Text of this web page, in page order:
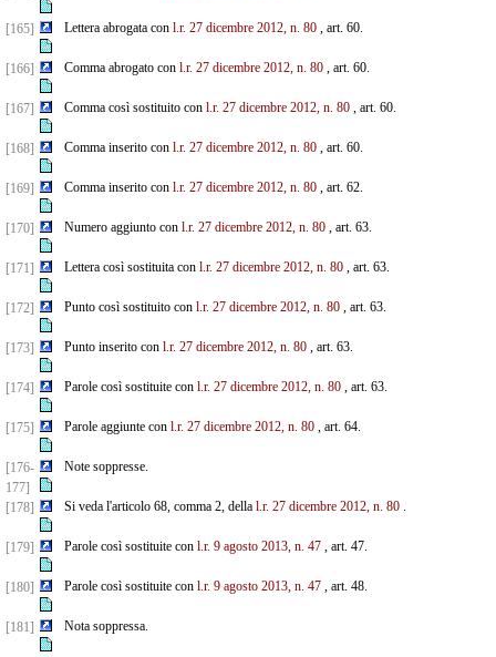
[165] Lettera abrogata con l.r. 27 dicembre 2012, n. 80, art. 60.
[166] Comma abrogato con l.r. 27 dicembre 2012, n. 80, art. 60.
[167] Comma così sostituito con l.r. 27 dicembre 2012, n. 80, art. 60.
[168] Comma inserito con l.r. 27 dicembre 2012, n. 80, art. 60.
[169] Comma inserito con l.r. 27 dicembre 2012, n. 80, art. 62.
[170] Numero aggiunto con l.r. 27 dicembre 2012, n. 80, art. 63.
[171] Lettera così sostituita con l.r. 27 dicembre 2012, n. 80, art. 63.
[172] Punto così sostituito con l.r. 27 dicembre 2012, n. 80, art. 63.
[173] Punto inserito con l.r. 27 dicembre 2012, n. 80, art. 63.
[174] Parole così sostituite con l.r. 27 dicembre 2012, n. 80, art. 63.
[175] Parole aggiunte con l.r. 27 dicembre 2012, n. 80, art. 64.
[176-
177]
Note soppresse.
[178] Si veda l'articolo 68, comma 2, della l.r. 27 dicembre 2012, n. 80.
[179] Parole così sostituite con l.r. 9 agosto 2013, n. 47, art. 47.
[180] Parole così sostituite con l.r. 9 agosto 2013, n. 47, art. 48.
[181] Nota soppressa.